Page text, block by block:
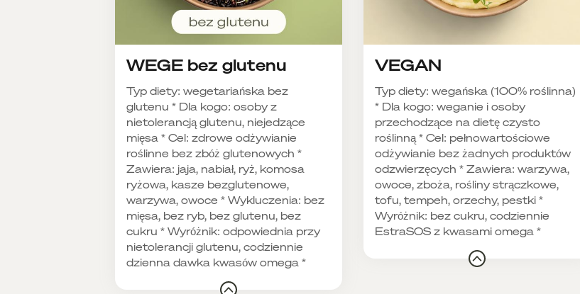
WEGE bez glutenu
Typ diety: wegetariańska bez
glutenu * Dla kogo: osoby z
nietolerancją glutenu, niejedzące
mięsa * Cel: zdrowe odżywianie
roślinne bez zbóż glutenowych *
Zawiera: jaja, nabiał, ryż, komosa
ryżowa, kasze bezglutenowe,
warzywa, owoce * Wykluczenia: bez
mięsa, bez ryb, bez glutenu, bez
cukru * Wyróżnik: odpowiednia przy
nietolerancji glutenu, codziennie
dzienna dawka kwasów omega *
VEGAN
Typ diety: wegańska (100% roślinna)
* Dla kogo: weganie i osoby
przechodzące na dietę czysto
roślinną * Cel: pełnowartościowe
odżywianie bez żadnych produktów
odzwierzęcych * Zawiera: warzywa,
owoce, zboża, rośliny strączkowe,
tofu, tempeh, orzechy, pestki *
Wyróżnik: bez cukru, codziennie
EstraSOS z kwasami omega *